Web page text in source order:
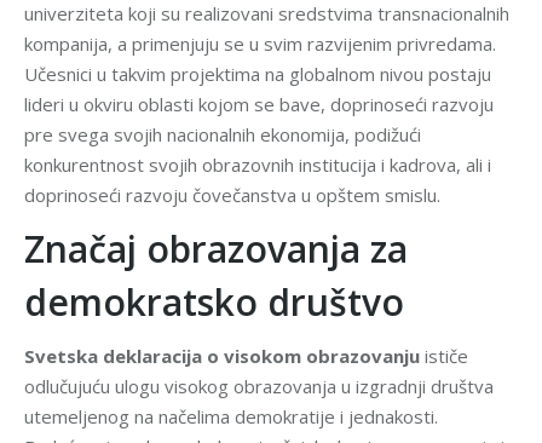
univerziteta koji su realizovani sredstvima transnacionalnih
kompanija, a primenjuju se u svim razvijenim privredama.
Učesnici u takvim projektima na globalnom nivou postaju
lideri u okviru oblasti kojom se bave, doprinoseći razvoju
pre svega svojih nacionalnih ekonomija, podižući
konkurentnost svojih obrazovnih institucija i kadrova, ali i
doprinoseći razvoju čovečanstva u opštem smislu.
Značaj obrazovanja za
demokratsko društvo
Svetska deklaracija o visokom obrazovanju ističe
odlučujuću ulogu visokog obrazovanja u izgradnji društva
utemeljenog na načelima demokratije i jednakosti.